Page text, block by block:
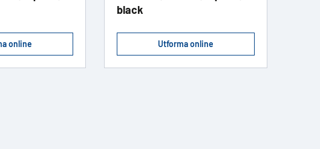
online
black
Utforma online